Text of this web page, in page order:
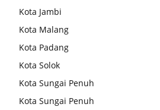
Kota Jambi
Kota Malang
Kota Padang
Kota Solok
Kota Sungai Penuh
Kota Sungai Penuh